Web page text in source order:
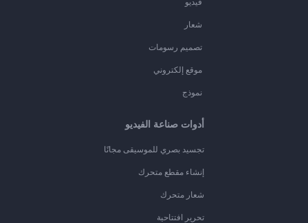
شعار
تصميم رسومات
موقع إلكتروني
نموذج
أدوات صناعة الفيديو
تجسيد بصري للموسيقى مجانًا
إنشاء مقطع متحرك
شعار متحرك
تحرير افتتاحية